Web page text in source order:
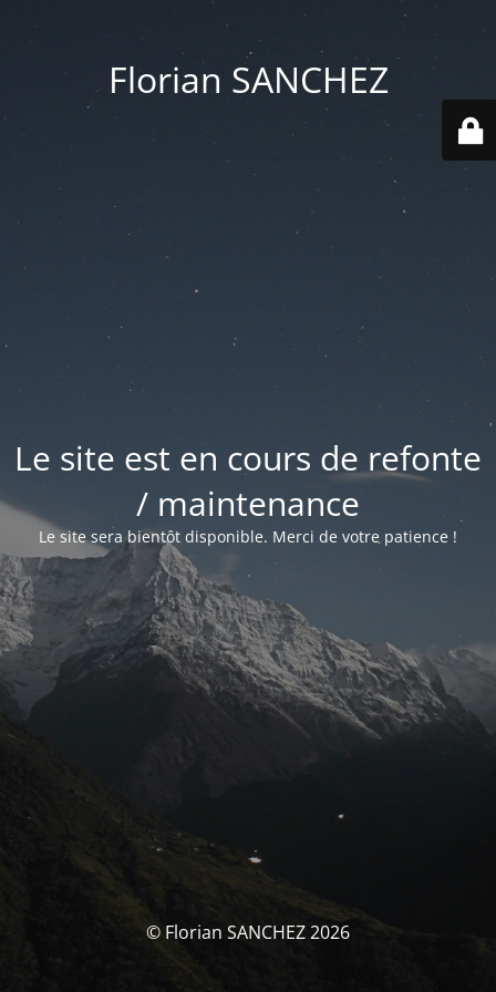
Florian SANCHEZ
Le site est en cours de refonte
/ maintenance
Le site sera bientôt disponible. Merci de votre patience !
© Florian SANCHEZ 2026